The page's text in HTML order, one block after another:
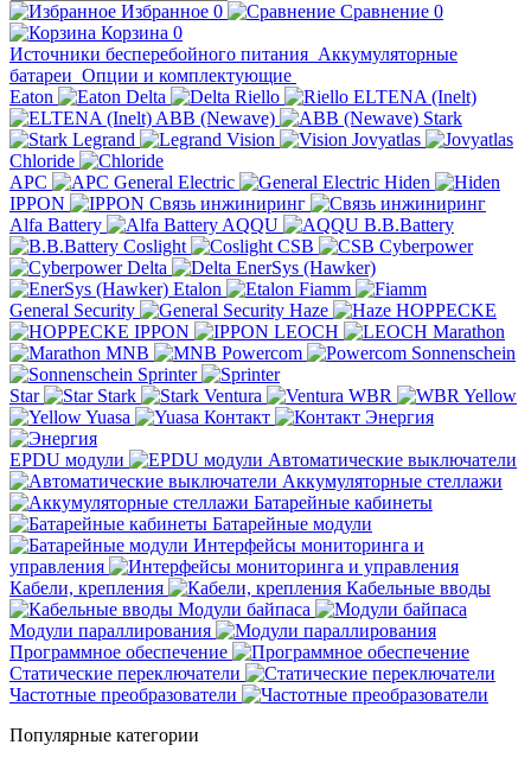
Избранное 0 Сравнение 0
Корзина 0
Источники бесперебойного питания Аккумуляторные
батареи Опции и комплектующие
Eaton
Delta Riello
ELTENA (Inelt)
ABB (Newave)
Stark
Legrand
Vision
Jovyatlas
Chloride
APC
General Electric
Hiden
IPPON
Связь инжиниринг
Alfa Battery
AQQU
B.B.Battery
Coslight
CSB
Cyberpower
Delta
EnerSys (Hawker)
Etalon
Fiamm
General Security
Haze
HOPPECKE
IPPON
LEOCH
Marathon
MNB
Powercom
Sonnenschein
Sprinter
Star
Stark Ventura WBR
Yellow
Yuasa
Контакт Энергия
EPDU модули
Автоматические выключатели
Аккумуляторные стеллажи
Батарейные кабинеты
Батарейные модули
Интерфейсы мониторинга и
управления
Кабели, крепления
Кабельные вводы
Модули байпаса
Модули параллирования
Программное обеспечение
Статические переключатели
Частотные преобразователи
Популярные категории